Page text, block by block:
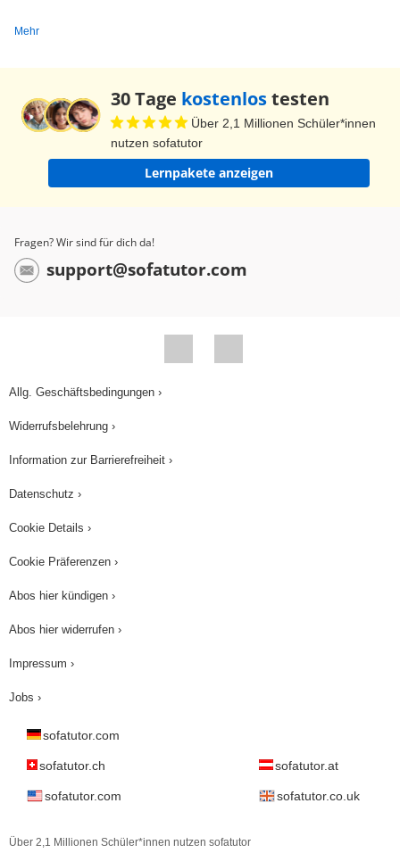
Mehr
30 Tage kostenlostesten
Über 2,1 Millionen Schüler*innen
nutzen sofatutor
Lernpakete anzeigen
Fragen? Wir sind für dich da!
support@sofatutor.com
Allg. Geschäftsbedingungen ›
Widerrufsbelehrung ›
Information zur Barrierefreiheit ›
Datenschutz ›
Cookie Details ›
Cookie Präferenzen ›
Abos hier kündigen ›
Abos hier widerrufen ›
Impressum ›
Jobs ›
sofatutor.com
sofatutor.ch sofatutor.at
sofatutor.com sofatutor.co.uk
Über 2,1 Millionen Schüler*innen nutzen sofatutor